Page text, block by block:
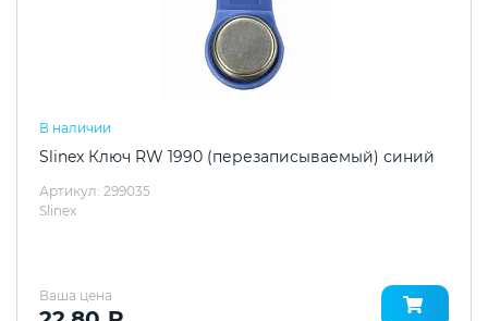
В наличии
Slinex Ключ RW 1990 (перезаписываемый) синий
Артикул: 299035
Slinex
Ваша цена